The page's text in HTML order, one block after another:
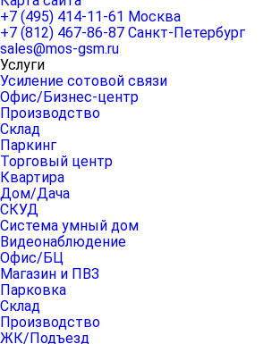
+7 (495) 414-11-61 Москва
+7 (812) 467-86-87 Санкт-Петербург
sales@mos-gsm.ru
Услуги
Усиление сотовой связи
Офис/Бизнес-центр
Производство
Склад
Паркинг
Торговый центр
Квартира
Дом/Дача
СКУД
Система умный дом
Видеонаблюдение
Офис/БЦ
Магазин и ПВЗ
Парковка
Склад
Производство
ЖК/Подъезд